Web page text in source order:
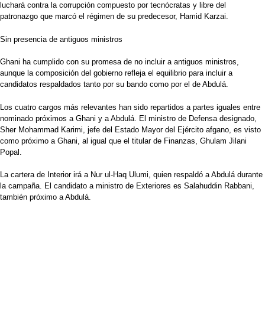
luchará contra la corrupción compuesto por tecnócratas y libre del
patronazgo que marcó el régimen de su predecesor, Hamid Karzai.
Sin presencia de antiguos ministros
Ghani ha cumplido con su promesa de no incluir a antiguos ministros,
aunque la composición del gobierno refleja el equilibrio para incluir a
candidatos respaldados tanto por su bando como por el de Abdulá.
Los cuatro cargos más relevantes han sido repartidos a partes iguales entre
nominado próximos a Ghani y a Abdulá. El ministro de Defensa designado,
Sher Mohammad Karimi, jefe del Estado Mayor del Ejército afgano, es visto
como próximo a Ghani, al igual que el titular de Finanzas, Ghulam Jilani
Popal.
La cartera de Interior irá a Nur ul-Haq Ulumi, quien respaldó a Abdulá durante
la campaña. El candidato a ministro de Exteriores es Salahuddin Rabbani,
también próximo a Abdulá.